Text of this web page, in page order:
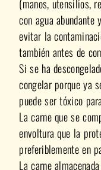
(manos, utensilios,
con agua
evitar la
también antes de
Si se ha
congelar porque ya
puede ser tóxico
La carne que se
envoltura que la
preferiblemente en
La carne